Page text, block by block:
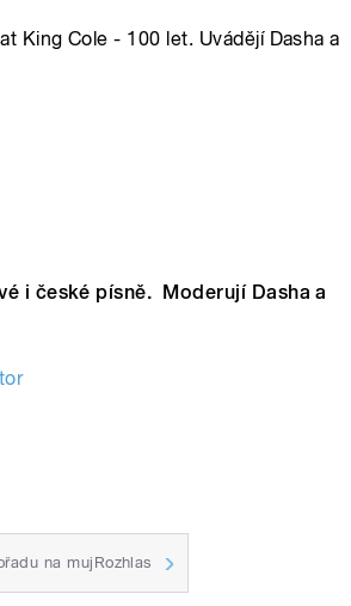
King Cole - 100 let. Uvádějí Dasha a
i české písně. Moderují Dasha a
na mujRozhlas